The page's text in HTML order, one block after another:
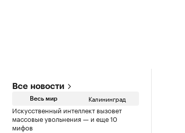
Все новости
Весь мир Калининград
Искусственный интеллект вызовет
массовые увольнения — и еще 10
мифов